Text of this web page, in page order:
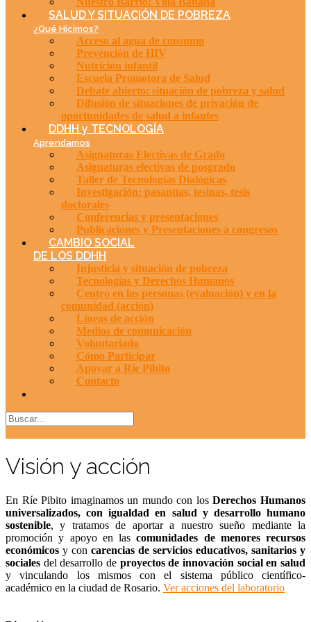
SALUD Y SITUACIÓN DE POBREZA
¿Qué Hicimos?
Acceso al agua de consumo
Prevención de HIV
Nutrición infantil
Escuela Promotora de Salud
Debate abierto: situación de pobreza y salud
Difusión de situaciones de privación de
oportunidades de salud a infantes
DDHH y TECNOLOGÍA
Aprendamos
Asignaturas Electivas de Grado
Asignaturas electivas de posgrado
Taller de Tecnologías Dialógicas
Investigación: pasantías, tesinas, tesis
doctorales
Conferencias y presentaciones
Publicaciones y Presentaciones a congresos
CAMBIO SOCIAL
DE LOS DDHH
Injusticia y situación de pobreza
Tecnologías y Derechos Humanos
Centro en las personas (evaluación) y en la
comunidad (acción)
Líneas de acción
Medios de comunicación
Voluntariado
Cómo Participar
Apoyar a Ríe Pibito
Contacto
Visión y acción
En Ríe Pibito imaginamos un mundo con losDerechos Humanos
universalizados,conigualdad en salud y desarrollo humano
sostenible, y tratamos de aportar a nuestro sueño mediante la
promoción y apoyo en las comunidades de menores recursos
económicos y con carencias de servicios educativos, sanitarios y
sociales del desarrollo de proyectos de innovación social en salud
y vinculando los mismos con el sistema público científico-
académico en la ciudad de Rosario. Ver acciones del laboratorio